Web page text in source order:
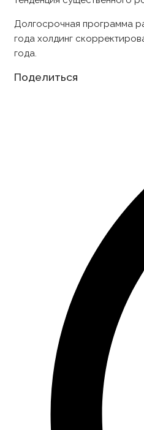
Долгосрочная программа
года холдинг
года.
Поделиться